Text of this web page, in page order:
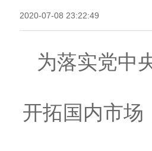
2020-07-08 23:22:49
为落实党中
开拓国内市场